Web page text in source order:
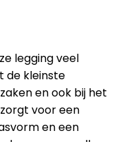
legging veel
de kleinste
en ook bij het
voor een
en een